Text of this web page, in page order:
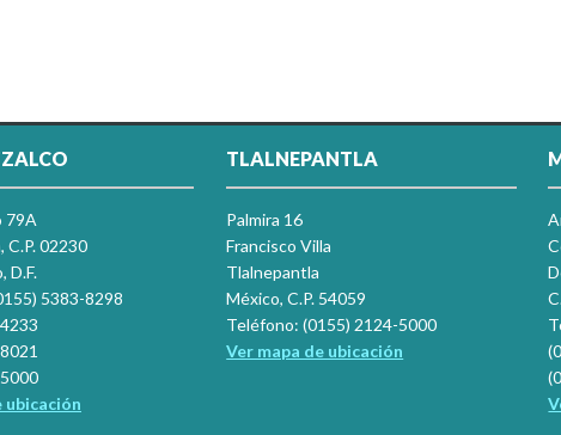
79A
C.P. 02230
D.F.
5383-8298
ubicación
TLALNEPANTLA
Palmira 16
Francisco Villa
Tlalnepantla
México, C.P. 54059
Teléfono: (0155) 2124-5000
Ver mapa de ubicación